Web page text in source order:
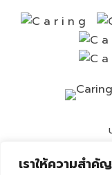
เราให้ความสำ